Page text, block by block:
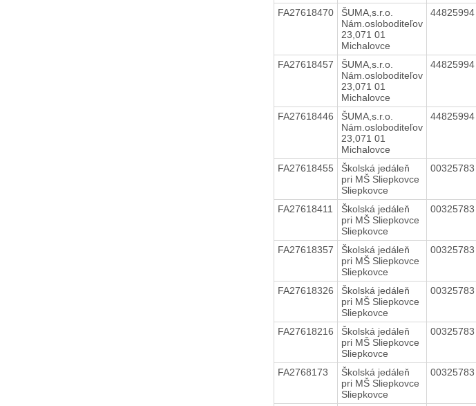
FA27618470
ŠUMA,s.r.o.
Nám.osloboditeľov
23,071 01
Michalovce
44825994
FA27618457
ŠUMA,s.r.o.
Nám.osloboditeľov
23,071 01
Michalovce
44825994
FA27618446
ŠUMA,s.r.o.
Nám.osloboditeľov
23,071 01
Michalovce
44825994
FA27618455
Školská jedáleň
pri MŠ Sliepkovce
Sliepkovce
00325783
FA27618411
Školská jedáleň
pri MŠ Sliepkovce
Sliepkovce
00325783
FA27618357
Školská jedáleň
pri MŠ Sliepkovce
Sliepkovce
00325783
FA27618326
Školská jedáleň
pri MŠ Sliepkovce
Sliepkovce
00325783
FA27618216
Školská jedáleň
pri MŠ Sliepkovce
Sliepkovce
00325783
FA2768173
Školská jedáleň
pri MŠ Sliepkovce
Sliepkovce
00325783